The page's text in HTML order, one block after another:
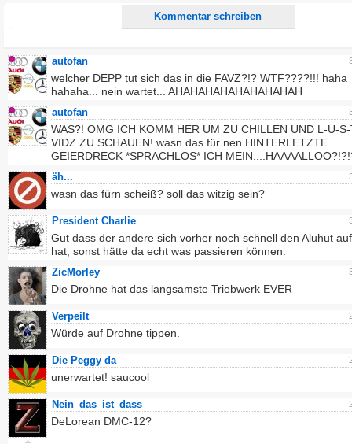
Kommentar schreiben
autofan
welcher DEPP tut sich das in die FAVZ?!? WTF????!!! haha
hahaha... nein wartet... AHAHAHAHAHAHAHAHAH
autofan
WAS?! OMG ICH KOMM HER UM ZU CHILLEN UND L-U-
VIDZ ZU SCHAUEN! wasn das für nen HINTERLETZTE
GEIERDRECK *SPRACHLOS* ICH
äh...
wasn das fürn scheiß? soll das witzig sein?
President Charlie
Gut dass der andere sich vorher noch schnell den Aluhut
hat, sonst hätte da echt was passieren können.
ZicMorley
Die Drohne hat das langsamste Triebwerk EVER
Verpeilt
Würde auf Drohne tippen.
Die Peggy da
unerwartet! saucool
Nein_das_ist_dass
DeLorean DMC-12?